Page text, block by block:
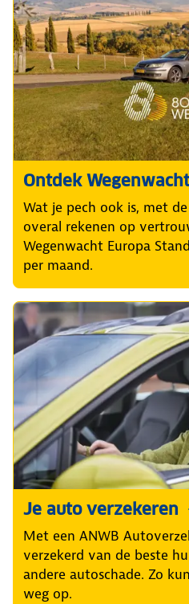
of
toch
allseasonbanden?
Ontdek
Wat je pech ook is, met
overal rekenen op
Wegenwacht Europa
per maand.
Je auto verzekeren
Met een ANWB
verzekerd van de beste
andere autoschade. Zo
weg op.